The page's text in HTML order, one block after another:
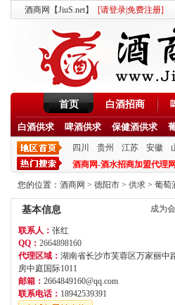
酒商网【JiuS.net】 [请登录免费注册]
首页 白酒招商
白酒供求 啤酒供求 保健酒供求
四川 贵州 江苏 安徽
酒商网-酒水招商加盟代理网
您的位置： 酒商网 > 德阳市 > 供求 > 葡萄
成为
基本信息
联系人： 张红
QQ： 2664898160
代理区域： 湖南省长沙市芙蓉区万家丽中
房中庭国际1011
邮箱： 2664849160@qq.com
联系电话： 18942539391